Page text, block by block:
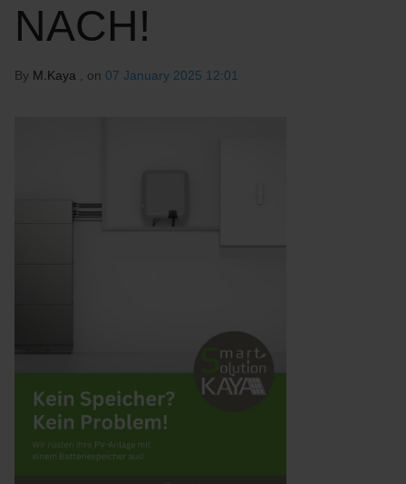
NACH!
By M.Kaya , on 07 January 2025 12:01